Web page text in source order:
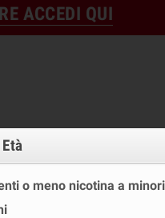
ACCEDI QUI
o meno nicotina a